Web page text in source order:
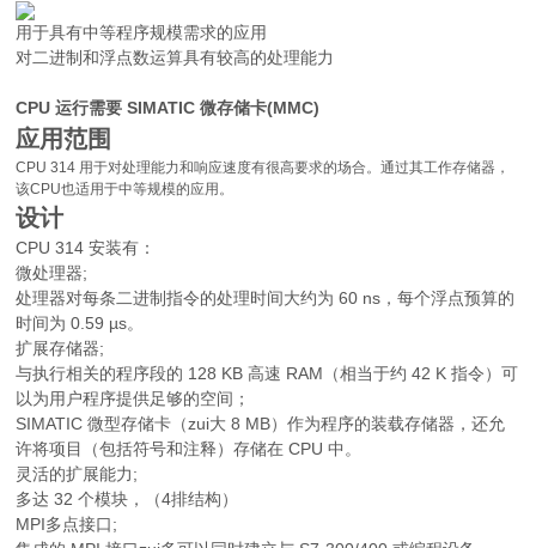
用于具有中等程序规模需求的应用
对二进制和浮点数运算具有较高的处理能力
CPU 运行需要 SIMATIC 微存储卡(MMC)
应用范围
CPU 314 用于对处理能力和响应速度有很高要求的场合。通过其工作存储器，
该CPU也适用于中等规模的应用。
设计
CPU 314 安装有：
微处理器;
处理器对每条二进制指令的处理时间大约为 60 ns，每个浮点预算的
时间为 0.59 µs。
扩展存储器;
与执行相关的程序段的 128 KB 高速 RAM（相当于约 42 K 指令）可
以为用户程序提供足够的空间；
SIMATIC 微型存储卡（zui大 8 MB）作为程序的装载存储器，还允
许将项目（包括符号和注释）存储在 CPU 中。
灵活的扩展能力;
多达 32 个模块，（4排结构）
MPI多点接口;